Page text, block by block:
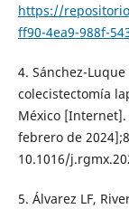
https://
ff90-4ea9-988f-
4. Sánchez-
colecistectomía
México
febrero de
10.1016/
5. Álvarez LF,